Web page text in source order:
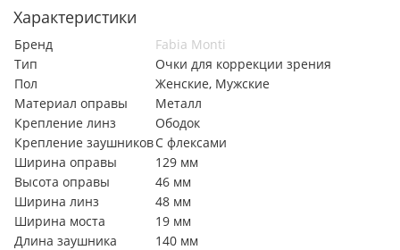
Характеристики
Бренд
Fabia Monti
Тип
Очки для коррекции зрения
Пол
Женские, Мужские
Материал оправы
Металл
Крепление линз
Ободок
Крепление заушниковС флексами
Ширина оправы
129 мм
Высота оправы
46 мм
Ширина линз
48 мм
Ширина моста
19 мм
Длина заушника
140 мм